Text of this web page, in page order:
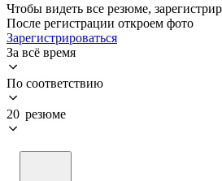
Чтобы видеть все резюме,
После регистрации откроем фото
Зарегистрироваться
За всё время
По соответствию
20 резюме